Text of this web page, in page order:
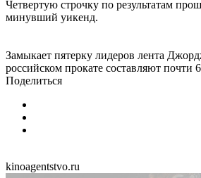
Четвертую строчку по результатам
минувший уикенд.
Замыкает пятерку лидеров лента
российском прокате составляют почти
Поделиться
kinoagentstvo.ru